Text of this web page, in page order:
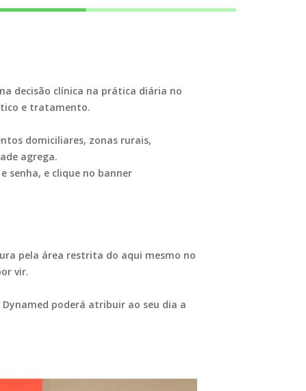
decisão clínica na prática diária no
e tratamento.
domiciliares, zonas rurais,
agrega.
senha, e clique no banner
pela área restrita do aqui mesmo no
vir.
poderá atribuir ao seu dia a